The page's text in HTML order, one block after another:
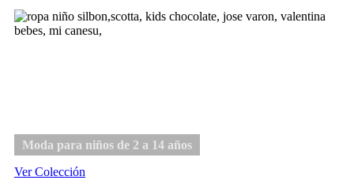
Moda para niños de 2 a 14 años
Ver Colección